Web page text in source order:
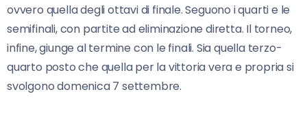
ovvero quella degli ottavi di finale. Seguono i quarti e le
semifinali, con partite ad eliminazione diretta. Il torneo,
infine, giunge al termine con le finali. Sia quella terzo-
quarto posto che quella per la vittoria vera e propria si
svolgono domenica 7 settembre.